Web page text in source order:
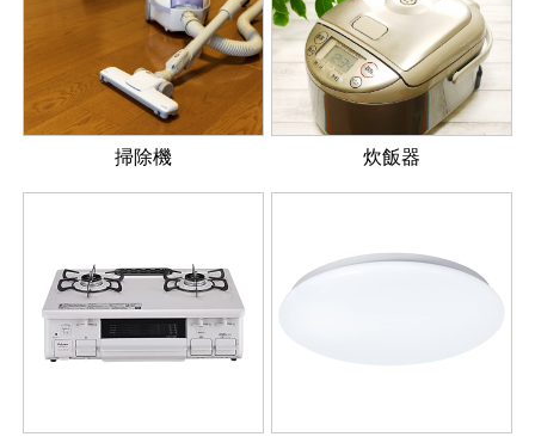
掃除機 炊飯器